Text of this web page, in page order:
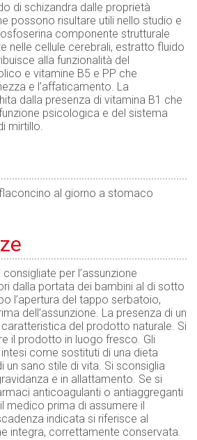
di schizandra dalle proprietà
possono risultare utili nello studio e
componente strutturale
nelle cellule cerebrali, estratto fluido
alla funzionalità del
e vitamine B5 e PP che
e l’affaticamento. La
dalla presenza di vitamina B1 che
psicologica e del sistema
mirtillo.
al giorno a stomaco
per l’assunzione
dalla portata dei bambini al di sotto
l’apertura del tappo serbatoio,
dell’assunzione. La presenza di un
del prodotto naturale. Si
il prodotto in luogo fresco. Gli
come sostituti di una dieta
un sano stile di vita. Si sconsiglia
e in allattamento. Se si
anticoagulanti o antiaggreganti
medico prima di assumere il
indicata si riferisce al
integra, correttamente conservata.